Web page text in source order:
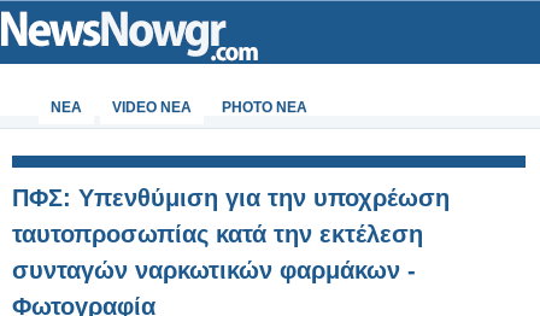
ΝΕΑ VIDEO NEA PHOTO NEA
ΠΦΣ: Υπενθύμιση για την υποχρέωση
ταυτοπροσωπίας κατά την εκτέλεση
συνταγών ναρκωτικών φαρμάκων -
Φωτογραφία